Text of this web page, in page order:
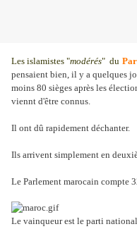
Les islamistes "modérés" du
pensaient bien, il y a quelques
moins 80 sièges après les
viennt d'être connus.
Il ont dû rapidement déchanter.
Ils arrivent simplement en
Le Parlement marocain compte
Le vainqueur est le parti